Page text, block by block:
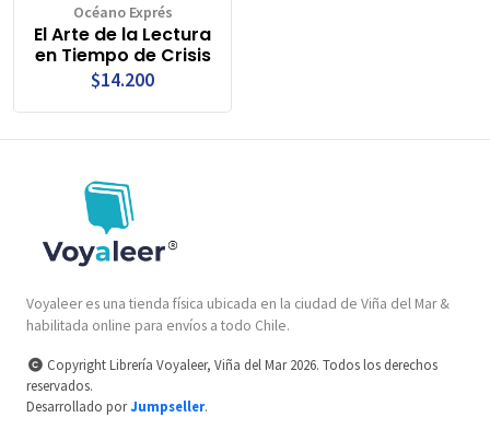
Océano Exprés
El Arte de la Lectura
en Tiempo de Crisis
$14.200
Voyaleer es una tienda física ubicada en la ciudad de Viña del Mar &
habilitada online para envíos a todo Chile.
Copyright Librería Voyaleer, Viña del Mar 2026. Todos los derechos
reservados.
Desarrollado porJumpseller.